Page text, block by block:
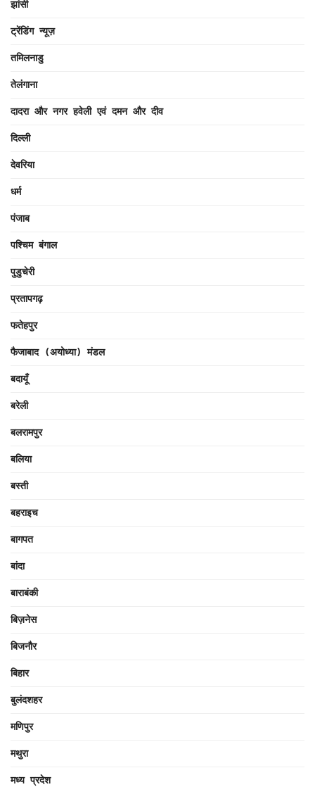
झांसी
ट्रेंडिंग न्यूज़
तमिलनाडु
तेलंगाना
दादरा और नगर हवेली एवं दमन और दीव
दिल्ली
देवरिया
धर्म
पंजाब
पश्चिम बंगाल
पुडुचेरी
प्रतापगढ़
फतेहपुर
फैजाबाद (अयोध्या) मंडल
बदायूँ
बरेली
बलरामपुर
बलिया
बस्ती
बहराइच
बागपत
बांदा
बाराबंकी
बिज़नेस
बिजनौर
बिहार
बुलंदशहर
मणिपुर
मथुरा
मध्य प्रदेश